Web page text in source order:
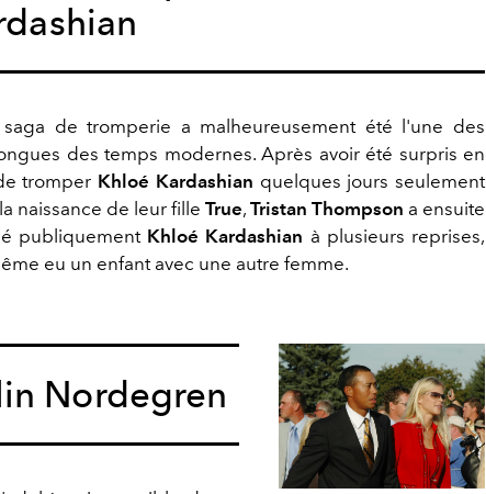
saga de tromperie a malheureusement été l'une des
des temps modernes. Après avoir été surpris en
tromper Khloé Kardashian quelques jours seulement
naissance de leur fille True, Tristan Thompson a ensuite
publiquement Khloé Kardashian à plusieurs reprises,
eu un enfant avec une autre femme.
Nordegren